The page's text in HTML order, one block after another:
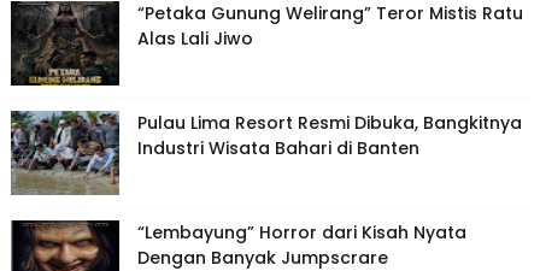
“Petaka Gunung Welirang” Teror Mistis Ratu
Alas Lali Jiwo
Pulau Lima Resort Resmi Dibuka, Bangkitnya
Industri Wisata Bahari di Banten
“Lembayung” Horror dari Kisah Nyata
Dengan Banyak Jumpscrare